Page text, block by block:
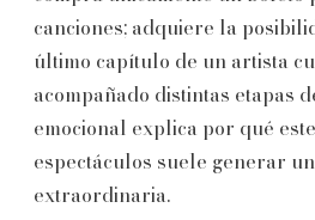
canciones; adquiere la
último capítulo de un artista
acompañado distintas etapas
emocional explica por qué
espectáculos suele generar
extraordinaria.